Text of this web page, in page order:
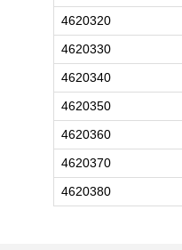
4620320
4620330
4620340
4620350
4620360
4620370
4620380